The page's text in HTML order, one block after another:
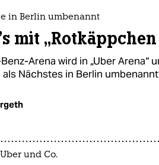
in Berlin umbenannt
mit „Rotkäppchen
Arena wird in „Uber Arena“
als Nächstes in Berlin
und Co.